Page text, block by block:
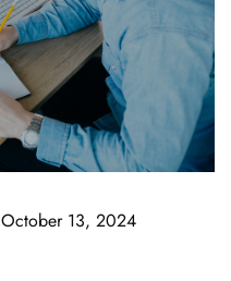
October 13, 2024